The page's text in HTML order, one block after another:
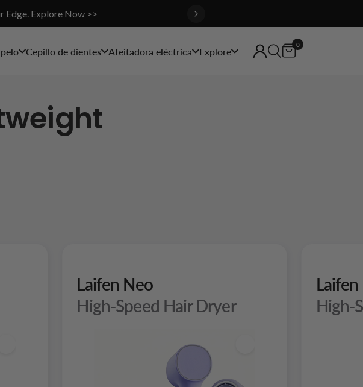
Edge. Explore Now >>
Cepillo de dientes Afeitadora eléctrica Explore
0
Laifen Neo
High-Speed Hair Dryer
High-